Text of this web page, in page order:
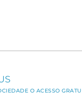
O ACESSO